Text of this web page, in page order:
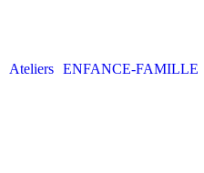
Ateliers ENFANCE-FAMILLE